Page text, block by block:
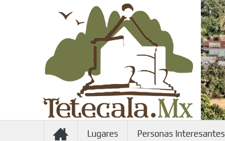
Lugares Personas Interesantes